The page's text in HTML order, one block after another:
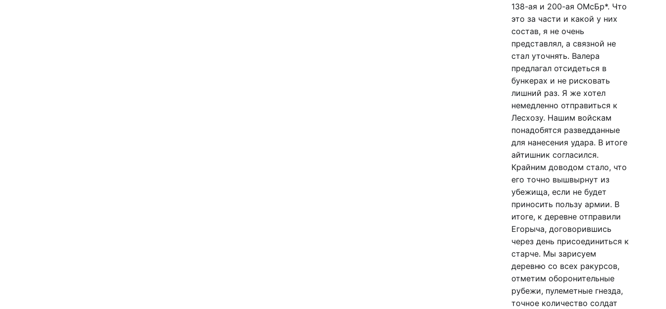
138-ая и 200-ая ОМсБр*. Что
это за части и какой у них
состав, я не очень
представлял, а связной не
стал уточнять. Валера
предлагал отсидеться в
бункерах и не рисковать
лишний раз. Я же хотел
немедленно отправиться к
Лесхозу. Нашим войскам
понадобятся разведданные
для нанесения удара. В итоге
айтишник согласился.
Крайним доводом стало, что
его точно вышвырнут из
убежища, если не будет
приносить пользу армии. В
итоге, к деревне отправили
Егорыча, договорившись
через день присоединиться к
старче. Мы зарисуем
деревню со всех ракурсов,
отметим оборонительные
рубежи, пулеметные гнезда,
точное количество солдат